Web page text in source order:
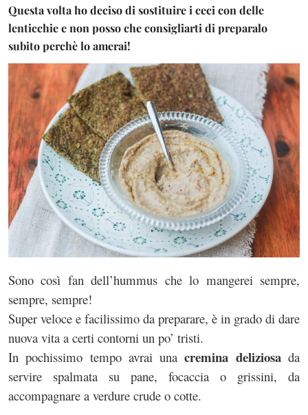
Questa volta ho deciso di sostituire i ceci con delle
lenticchie e non posso che consigliarti di preparalo
subito perchè lo amerai!
Sono così fan dell’hummus che lo mangerei sempre,
sempre, sempre!
Super veloce e facilissimo da preparare, è in grado di dare
nuova vita a certi contorni un po’ tristi.
In pochissimo tempo avrai unacremina deliziosada
servire spalmata su pane, focaccia o grissini, da
accompagnare a verdure crude o cotte.